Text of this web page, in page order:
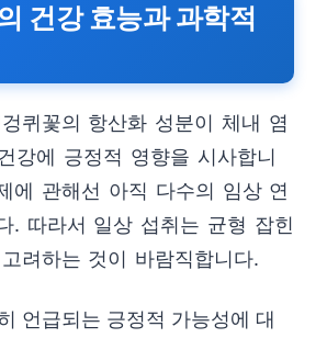
건강 효능과 과학적
퀴꽃의 항산화 성분이 체내 염
강에 긍정적 영향을 시사합니
에 관해선 아직 다수의 임상 연
. 따라서 일상 섭취는 균형 잡힌
려하는 것이 바람직합니다.
언급되는 긍정적 가능성에 대